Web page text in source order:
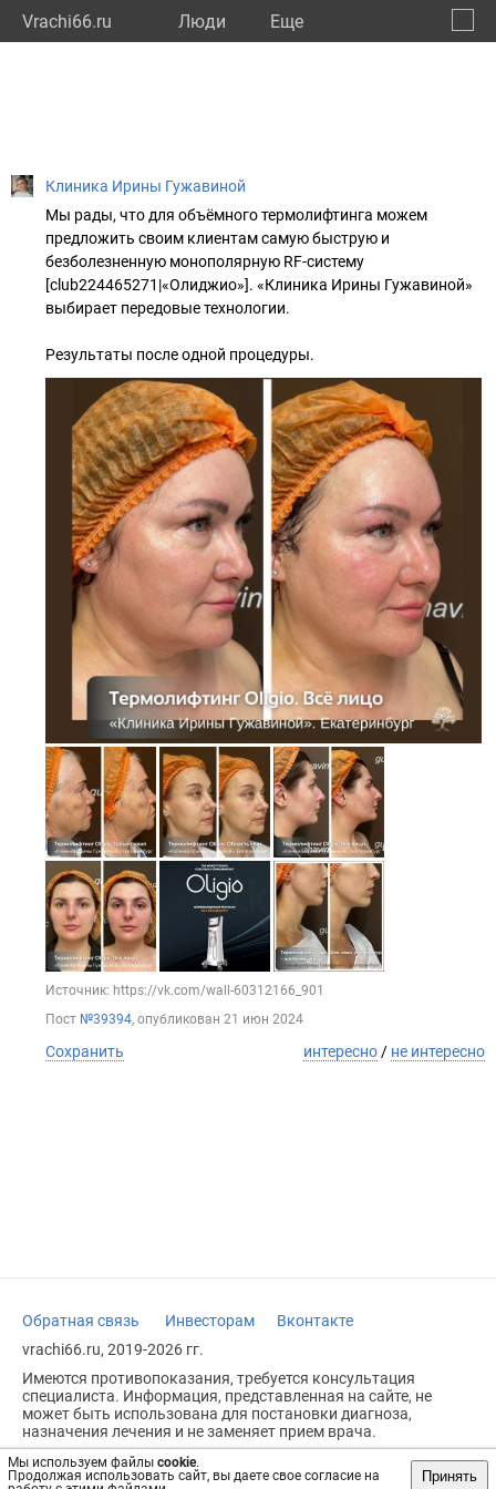
Vrachi66.ru Люди Eще
Мы используем файлы cookie.
Продолжая использовать сайт, вы даете свое согласие на
Принять
Клиника Ирины Гужавиной
Мы рады, что для объёмного термолифтинга можем
предложить своим клиентам самую быструю и
безболезненную монополярную RF-систему
[club224465271|«Олиджио»]. «Клиника Ирины Гужавиной»
выбирает передовые технологии.
Результаты после одной процедуры.
Источник: https://vk.com/wall-60312166_901
Пост №39394, опубликован 21 июн 2024
Сохранить интересно/ не интересно
Обратная связь Инвесторам
Вконтакте
vrachi66.ru, 2019-2026 гг.
Имеются противопоказания, требуется консультация
специалиста. Информация, представленная на сайте, не
может быть использована для постановки диагноза,
назначения лечения и не заменяет прием врача.
Возрастное ограничение: 18+